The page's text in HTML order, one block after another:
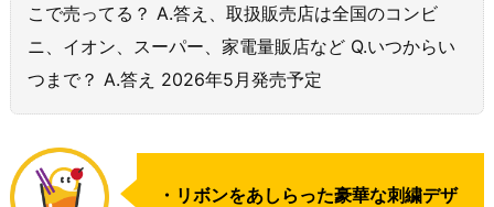
こで売ってる？ A.答え、取扱販売店は全国のコンビ
ニ、イオン、スーパー、家電量販店など Q.いつからい
つまで？ A.答え 2026年5月発売予定
・リボンをあしらった豪華な刺繍デザ